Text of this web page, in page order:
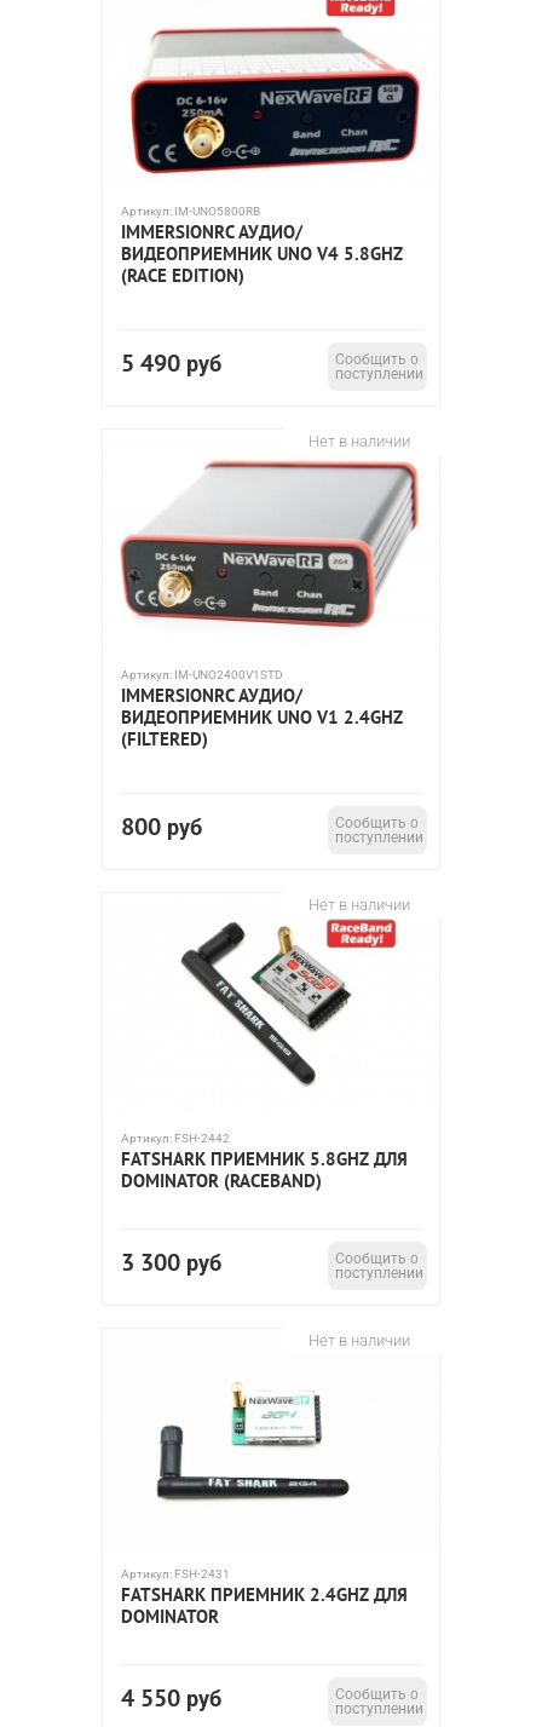
Артикул: IM-UNO5800RB
IMMERSIONRC АУДИО/
ВИДЕОПРИЕМНИК UNO V4 5.8GHZ
(RACE EDITION)
5 490 руб
Сообщить о
поступлении
Нет в наличии
Артикул: IM-UNO2400V1STD
IMMERSIONRC АУДИО/
ВИДЕОПРИЕМНИК UNO V1 2.4GHZ
(FILTERED)
800 руб
Сообщить о
поступлении
Нет в наличии
Артикул: FSH-2442
FATSHARK ПРИЕМНИК 5.8GHZ ДЛЯ
DOMINATOR (RACEBAND)
3 300 руб
Сообщить о
поступлении
Нет в наличии
Артикул: FSH-2431
FATSHARK ПРИЕМНИК 2.4GHZ ДЛЯ
DOMINATOR
4 550 руб
Сообщить о
поступлении